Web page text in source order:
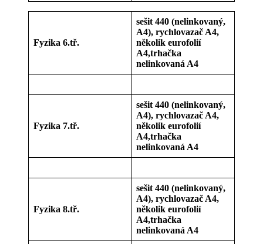
Fyzika 6.tř.
sešit 440 (nelinkovaný,
A4), rychlovazač A4,
několik eurofolií
A4,trhačka
nelinkovaná A4
Fyzika 7.tř.
sešit 440 (nelinkovaný,
A4), rychlovazač A4,
několik eurofolií
A4,trhačka
nelinkovaná A4
Fyzika 8.tř.
sešit 440 (nelinkovaný,
A4), rychlovazač A4,
několik eurofolií
A4,trhačka
nelinkovaná A4